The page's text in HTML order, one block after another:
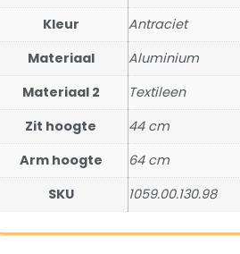
Kleur
Antraciet
Materiaal
Aluminium
Materiaal 2
Textileen
Zit hoogte
44 cm
Arm hoogte
64 cm
SKU
1059.00.130.98